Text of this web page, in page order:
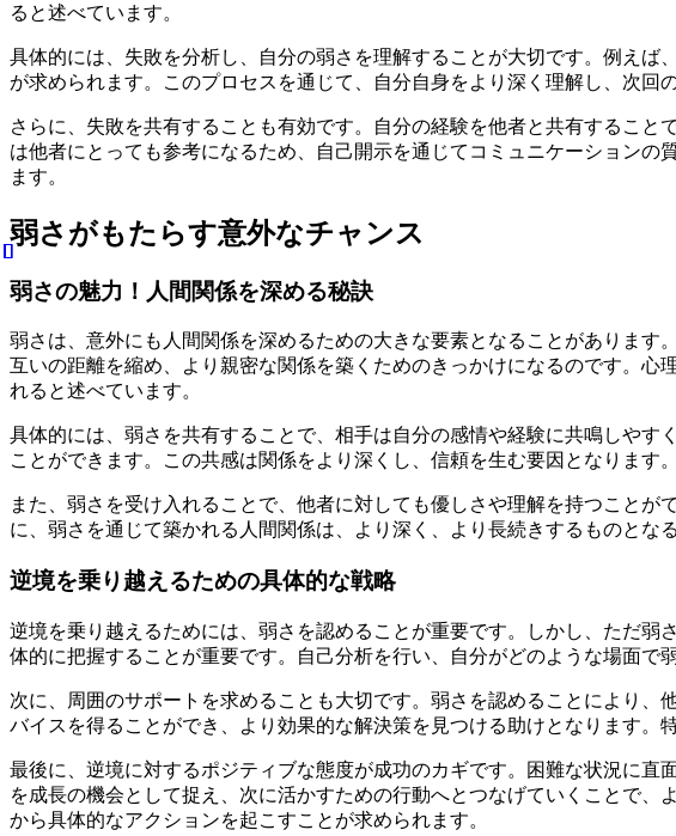
ると述べています。
具体的には、失敗を分析し、自分の弱さを理解することが大切です。例え
が求められます。このプロセスを通じて、自分自身をより深く理解し、次回
さらに、失敗を共有することも有効です。自分の経験を他者と共有するこ
は他者にとっても参考になるため、自己開示を通じてコミュニケーション
ます。
弱さがもたらす意外なチャンス
弱さの魅力！人間関係を深める秘訣
弱さは、意外にも人間関係を深めるための大きな要素となることがあります
互いの距離を縮め、より親密な関係を築くためのきっかけになるのです。
れると述べています。
具体的には、弱さを共有することで、相手は自分の感情や経験に共鳴しや
ことができます。この共感は関係をより深くし、信頼を生む要因となります
また、弱さを受け入れることで、他者に対しても優しさや理解を持つこと
に、弱さを通じて築かれる人間関係は、より深く、より長続きするものとな
逆境を乗り越えるための具体的な戦略
逆境を乗り越えるためには、弱さを認めることが重要です。しかし、ただ
体的に把握することが重要です。自己分析を行い、自分がどのような場面で
次に、周囲のサポートを求めることも大切です。弱さを認めることにより
バイスを得ることができ、より効果的な解決策を見つける助けとなります。
最後に、逆境に対するポジティブな態度が成功のカギです。困難な状況に
を成長の機会として捉え、次に活かすための行動へとつなげていくことで
から具体的なアクションを起こすことが求められます。